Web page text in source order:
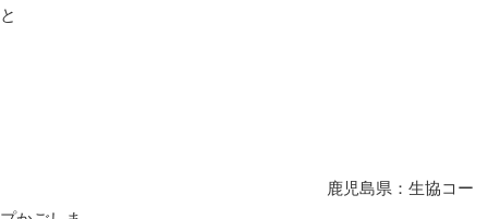
と
鹿児島県：生協コー